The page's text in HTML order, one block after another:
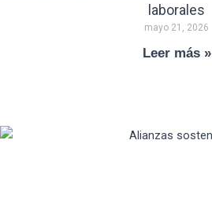
laborales
mayo 21, 2026
Leer más »